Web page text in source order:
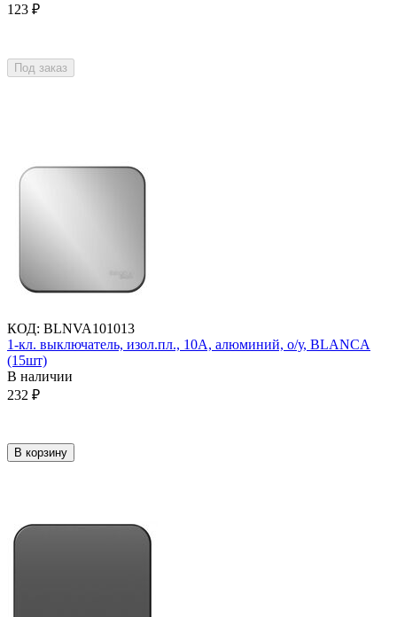
123 ₽
Под заказ
КОД: BLNVA101013
1-кл. выключатель, изол.пл., 10А, алюминий, о/у, BLANCA
(15шт)
В наличии
232 ₽
В корзину